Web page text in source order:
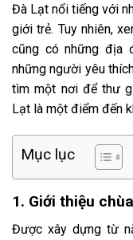
Đà Lạt nổi tiếng với
giới trẻ. Tuy nhiên,
cũng có những địa
những người yêu
tìm một nơi để thư
Lạt là một điểm đến
Mục lục
1. Giới thiệu
Được xây dựng từ